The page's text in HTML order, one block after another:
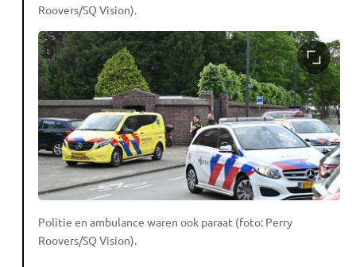
Roovers/SQ Vision).
Politie en ambulance waren ook paraat (foto: Perry
Roovers/SQ Vision).